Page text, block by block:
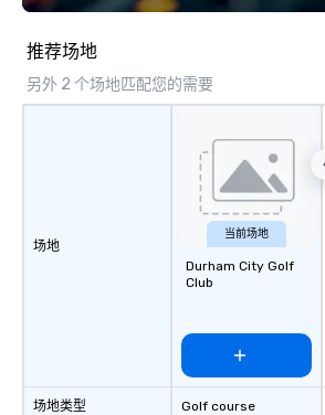
every project. Let us help you create
connection, engagement, and lasting
impact
推荐场地
另外 2 个场地匹配您的需要
场地
场地类型
当前场地
Durham City Golf
Club
Golf course